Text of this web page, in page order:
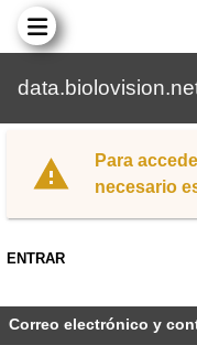
Para
necesario
ENTRAR
Correo electrónico y